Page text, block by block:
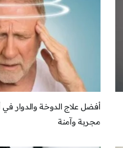
أفضل علاج الدوخة والدوار
مجربة وآمنة